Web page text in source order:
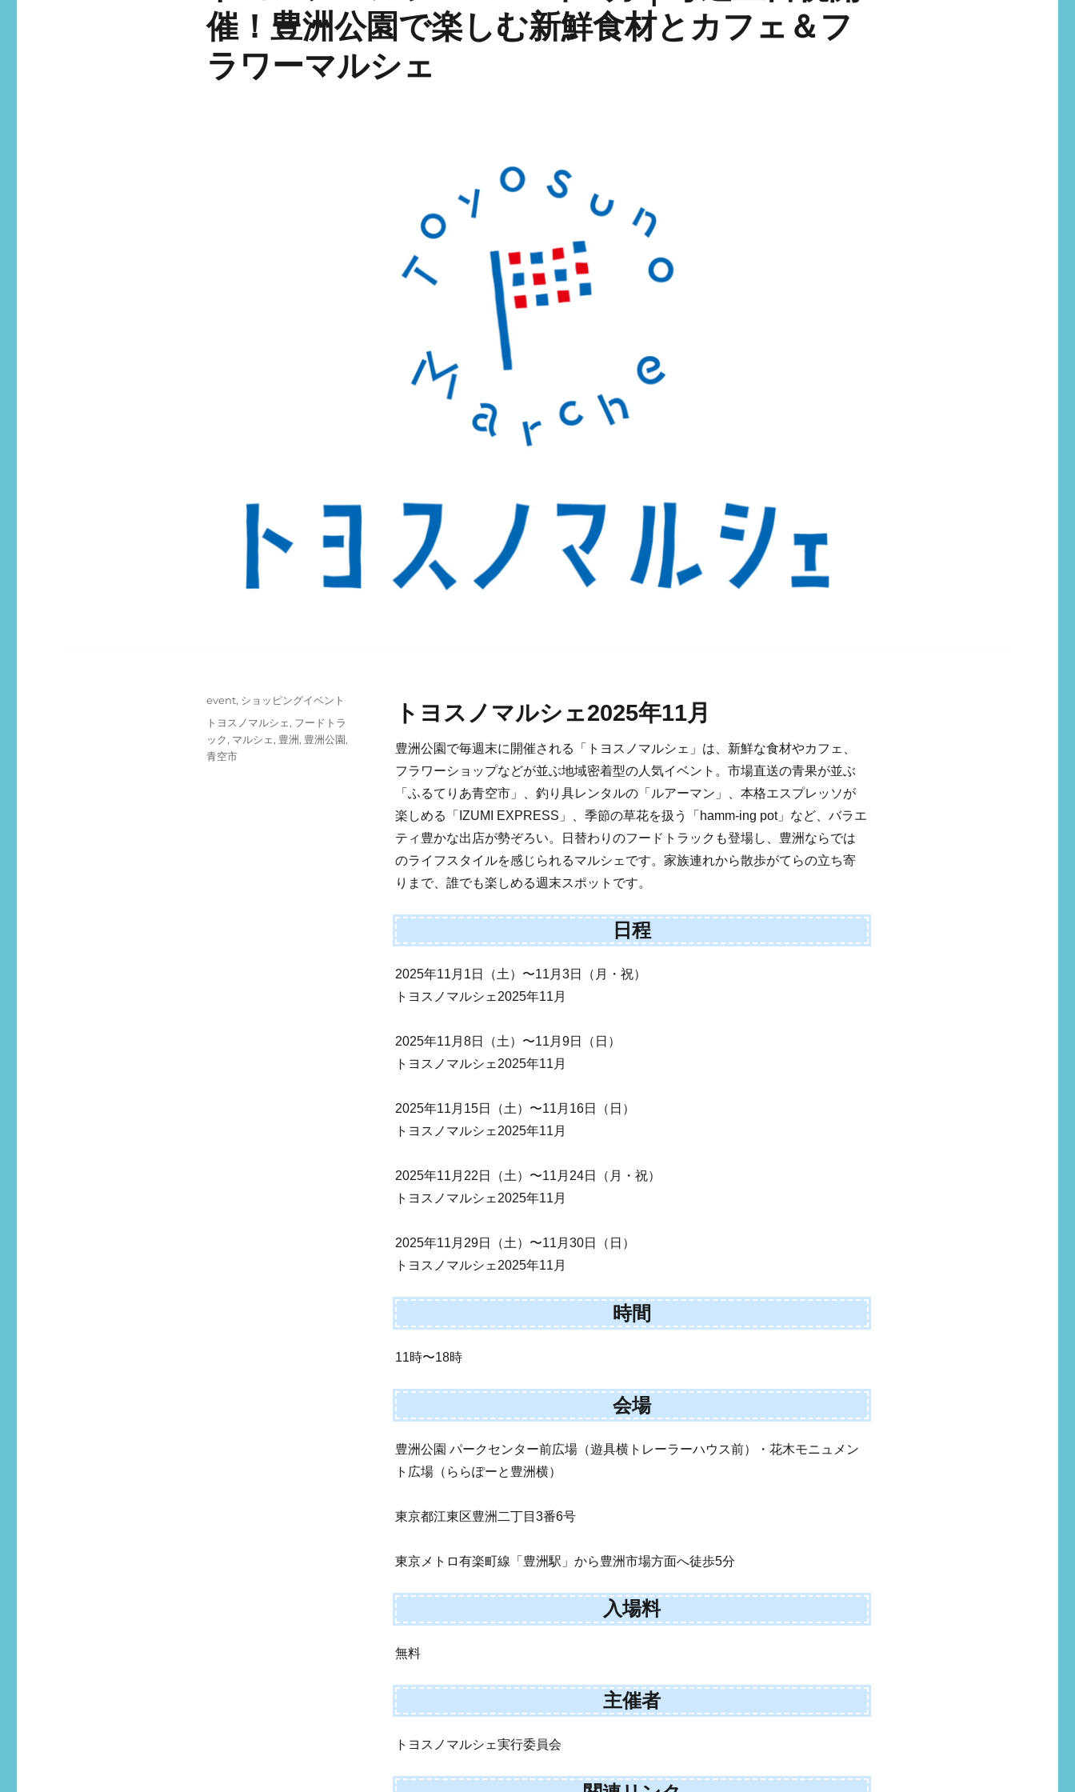
催！豊洲公園で楽しむ新鮮食材とカフェ＆フ
ラワーマルシェ
トヨスノマルシェ2025年11月
豊洲公園で毎週末に開催される「トヨスノマルシェ」は、新鮮な食材やカフェ、
フラワーショップなどが並ぶ地域密着型の人気イベント。市場直送の青果が並ぶ
「ふるてりあ青空市」、釣り具レンタルの「ルアーマン」、本格エスプレッソが
楽しめる「IZUMI EXPRESS」、季節の草花を扱う「hamm-ing pot」など、バラエ
ティ豊かな出店が勢ぞろい。日替わりのフードトラックも登場し、豊洲ならでは
のライフスタイルを感じられるマルシェです。家族連れから散歩がてらの立ち寄
りまで、誰でも楽しめる週末スポットです。
日程
2025年11月1日（土）〜11月3日（月・祝）
トヨスノマルシェ2025年11月
2025年11月8日（土）〜11月9日（日）
トヨスノマルシェ2025年11月
2025年11月15日（土）〜11月16日（日）
トヨスノマルシェ2025年11月
2025年11月22日（土）〜11月24日（月・祝）
トヨスノマルシェ2025年11月
2025年11月29日（土）〜11月30日（日）
トヨスノマルシェ2025年11月
時間
11時〜18時
会場
豊洲公園 パークセンター前広場（遊具横トレーラーハウス前）・花木モニュメン
ト広場（ららぽーと豊洲横）
東京都江東区豊洲二丁目3番6号
東京メトロ有楽町線「豊洲駅」から豊洲市場方面へ徒歩5分
入場料
無料
主催者
トヨスノマルシェ実行委員会
日:
カ
テ
リ
event, ショッピングイベント
タ
グ
トヨスノマルシェ, フードトラ
ック, マルシェ, 豊洲, 豊洲公園,
青空市